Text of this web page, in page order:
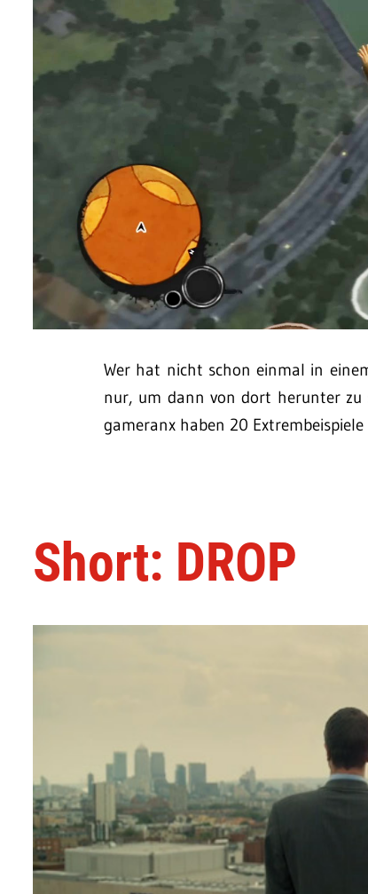
Wer hat nicht schon einmal in
nur, um dann von dort herunter zu
gameranx haben 20
Short: DROP